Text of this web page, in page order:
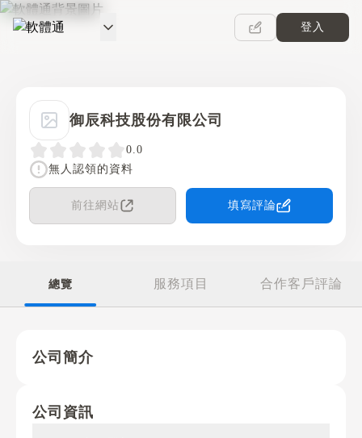
軟體通
登入
御辰科技股份有限公司
0.0
無人認領的資料
前往網站 填寫評論
總覽 服務項目 合作客戶評論
公司簡介
公司資訊